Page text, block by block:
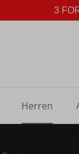
3
Herren